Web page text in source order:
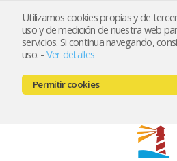
Utilizamos cookies propias y de
uso y de medición de nuestra web
servicios. Si continua navegando,
uso. - Ver detalles
Permitir cookies
Registrarse Mi
666521122 //